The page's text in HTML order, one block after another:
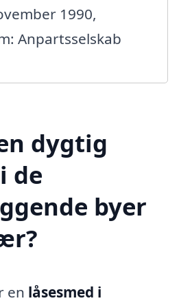
1990,
Anpartsselskab
dygtig
de
byer
en låsesmed i